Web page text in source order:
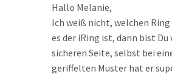
Hallo Melanie,
Ich weiß nicht, welchen
es der iRing ist, dann bist
sicheren Seite, selbst bei
geriffelten Muster hat er